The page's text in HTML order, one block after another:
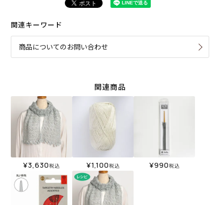
関連キーワード
商品についてのお問い合わせ
関連商品
¥3,630税込 ¥1,100税込 ¥990税込